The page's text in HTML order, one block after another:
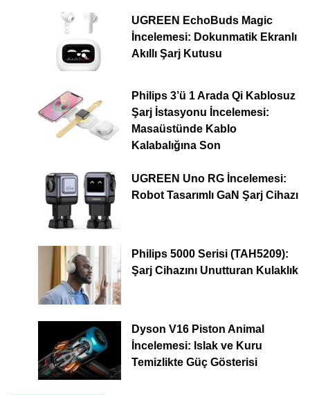
UGREEN EchoBuds Magic
İncelemesi: Dokunmatik Ekranlı
Akıllı Şarj Kutusu
Philips 3’ü 1 Arada Qi Kablosuz
Şarj İstasyonu İncelemesi:
Masaüstünde Kablo
Kalabalığına Son
UGREEN Uno RG İncelemesi:
Robot Tasarımlı GaN Şarj Cihazı
Philips 5000 Serisi (TAH5209):
Şarj Cihazını Unutturan Kulaklık
Dyson V16 Piston Animal
İncelemesi: Islak ve Kuru
Temizlikte Güç Gösterisi